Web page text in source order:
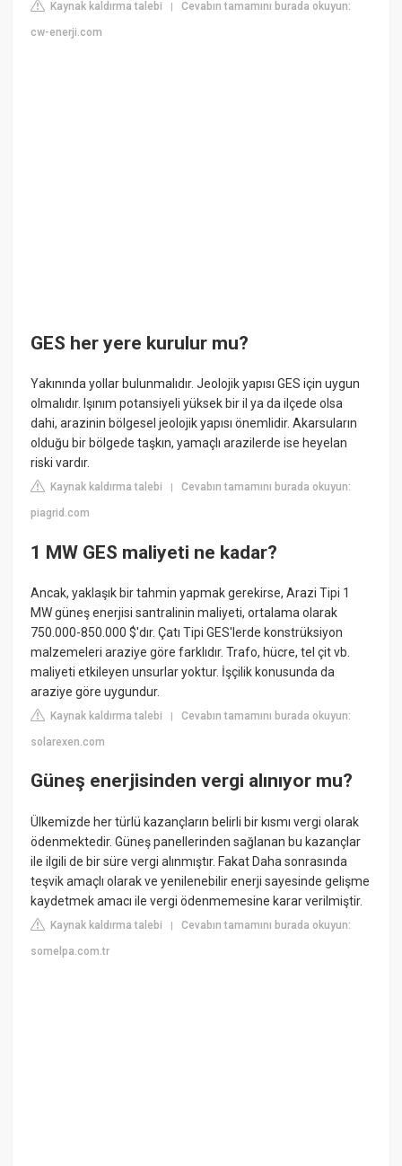
Kaynak kaldırma talebi |Cevabın tamamını burada okuyun:
cw-enerji.com
GES her yere kurulur mu?
Yakınında yollar bulunmalıdır. Jeolojik yapısı GES için uygun
olmalıdır. Işınım potansiyeli yüksek bir il ya da ilçede olsa
dahi, arazinin bölgesel jeolojik yapısı önemlidir. Akarsuların
olduğu bir bölgede taşkın, yamaçlı arazilerde ise heyelan
riski vardır.
Kaynak kaldırma talebi |Cevabın tamamını burada okuyun:
piagrid.com
1 MW GES maliyeti ne kadar?
Ancak, yaklaşık bir tahmin yapmak gerekirse, Arazi Tipi 1
MW güneş enerjisi santralinin maliyeti, ortalama olarak
750.000-850.000 $'dır. Çatı Tipi GES'lerde konstrüksiyon
malzemeleri araziye göre farklıdır. Trafo, hücre, tel çit vb.
maliyeti etkileyen unsurlar yoktur. İşçilik konusunda da
araziye göre uygundur.
Kaynak kaldırma talebi |Cevabın tamamını burada okuyun:
solarexen.com
Güneş enerjisinden vergi alınıyor mu?
Ülkemizde her türlü kazançların belirli bir kısmı vergi olarak
ödenmektedir. Güneş panellerinden sağlanan bu kazançlar
ile ilgili de bir süre vergi alınmıştır. Fakat Daha sonrasında
teşvik amaçlı olarak ve yenilenebilir enerji sayesinde gelişme
kaydetmek amacı ile vergi ödenmemesine karar verilmiştir.
Kaynak kaldırma talebi |Cevabın tamamını burada okuyun:
somelpa.com.tr